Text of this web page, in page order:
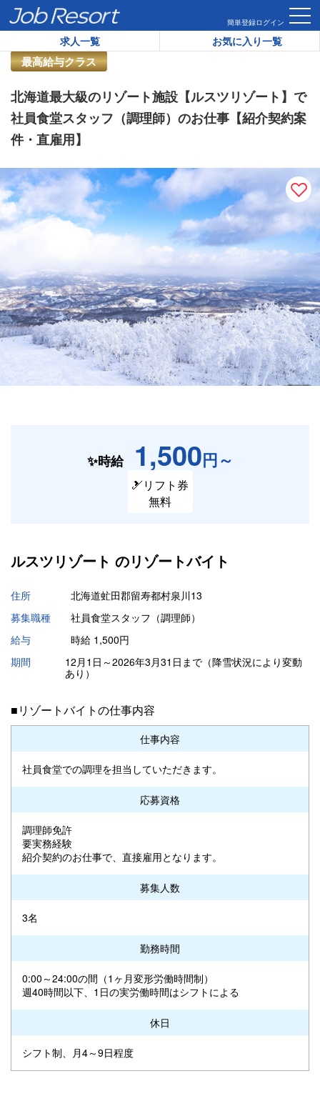
簡単登録ログイン
求人一覧 お気に入り一覧
HOME 求人一覧 北海道最大級のリゾート施設【ルスツリゾ
最高給与クラス
リゾートバイト求人番号：
北海道最大級のリゾート施設【ルスツリゾート】で
社員食堂スタッフ（調理師）のお仕事【紹介契約案
件・直雇用】
✨時給 1,500円～
🎿リフト券
無料
ルスツリゾート のリゾートバイト
住所
北海道虻田郡留寿都村泉川13
募集職種
社員食堂スタッフ（調理師）
給与
時給 1,500円
期間
12月1日～2026年3月31日まで（降雪状況により変動
あり）
■リゾートバイトの仕事内容
仕事内容
社員食堂での調理を担当していただきます。
応募資格
調理師免許
要実務経験
紹介契約のお仕事で、直接雇用となります。
募集人数
3名
勤務時間
0:00～24:00の間（1ヶ月変形労働時間制）
週40時間以下、1日の実労働時間はシフトによる
休日
シフト制、月4～9日程度